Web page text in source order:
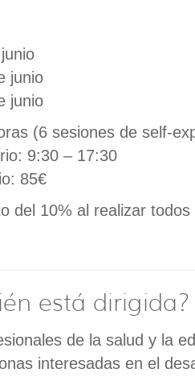
junio
junio
(6 sesiones de self-
9:30 – 17:30
85€
del 10% al realizar
está dirigida?
de la salud y la
interesadas en el